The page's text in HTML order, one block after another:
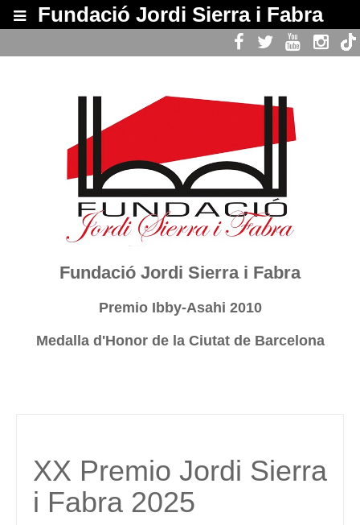
Carreras i Candi 80, Barcelona
Web Oficial de la Fundació '
Fundació Jordi Sierra i Fabra
Premio Ibby-Asahi 2010
Medalla d'Honor de la Ciutat de Barcelona
XX Premio Jordi Sierra
i Fabra 2025
Fundació Jordi Sierra i Fabra